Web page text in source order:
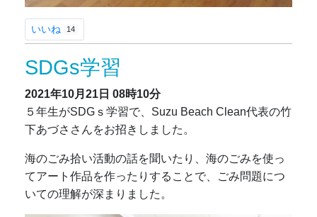
いいね 14
SDGs学習
2021年10月21日 08時10分
５年生がSDGｓ学習で、Suzu Beach Clean代表の竹
下あづささんをお招きしました。
海のごみ拾い活動の話を聞いたり、海のごみを使っ
てアート作品を作ったりすることで、ごみ問題につ
いての理解が深まりました。